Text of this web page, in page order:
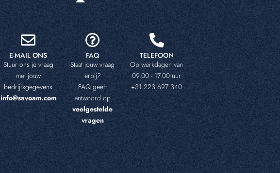
E-MAIL ONS
Stuur ons je vraag
met jouw
bedrijfsgegevens
info@savoam.com
FAQ
Staat jouw vraag
erbij?
FAQ geeft
antwoord op
veelgestelde
vragen
TELEFOON
Op werkdagen van
09.00 - 17.00 uur
+31 223 697 340